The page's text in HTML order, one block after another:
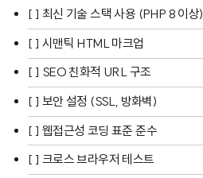
[ ] 최신 기술 스택 사용 (PHP 8 이상)
[ ] 시맨틱 HTML 마크업
[ ] SEO 친화적 URL 구조
[ ] 보안 설정 (SSL, 방화벽)
[ ] 웹접근성 코딩 표준 준수
[ ] 크로스 브라우저 테스트